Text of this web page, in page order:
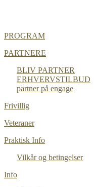
PROGRAM
PARTNERE
BLIV PARTNER
ERHVERVSTILBUD
partner på engage
Frivillig
Veteraner
Praktisk Info
Vilkår og betingelser
Info